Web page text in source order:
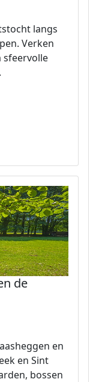
langs
Verken
sfeervolle
de
en
en Sint
bossen